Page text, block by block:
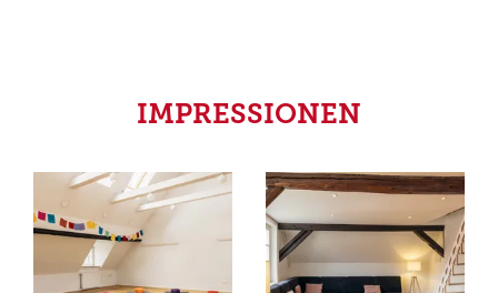
IMPRESSIONEN